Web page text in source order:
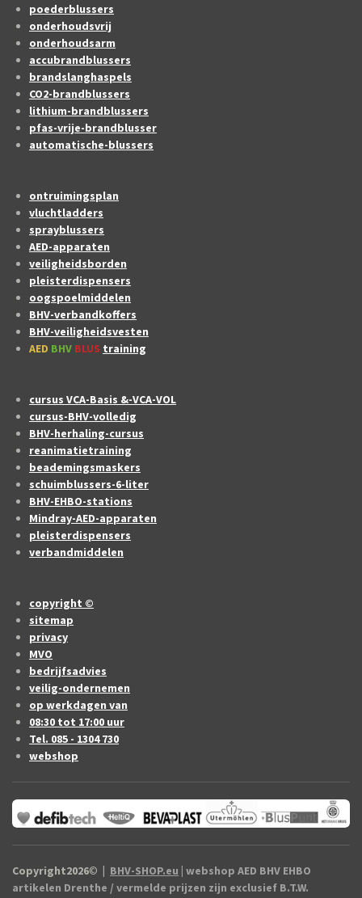
poederblussers
onderhoudsvrij
onderhoudsarm
accubrandblussers
brandslanghaspels
CO2-brandblussers
lithium-brandblussers
pfas-vrije-brandblusser
automatische-blussers
ontruimingsplan
vluchtladders
sprayblussers
AED-apparaten
veiligheidsborden
pleisterdispensers
oogspoelmiddelen
BHV-verbandkoffers
BHV-veiligheidsvesten
AED BHV BLUS training
cursus VCA-Basis &-VCA-VOL
cursus-BHV-volledig
BHV-herhaling-cursus
reanimatietraining
beademingsmaskers
schuimblussers-6-liter
BHV-EHBO-stations
Mindray-AED-apparaten
pleisterdispensers
verbandmiddelen
copyright ©
sitemap
privacy
MVO
bedrijfsadvies
veilig-ondernemen
op werkdagen van
08:30 tot 17:00 uur
Tel. 085 - 1304 730
webshop
Copyright2026© | BHV-SHOP.eu | webshop AED BHV EHBO
artikelen Drenthe / vermelde prijzen zijn exclusief B.T.W.